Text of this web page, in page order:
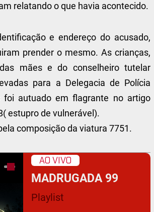
relatando o que havia acontecido.
e endereço do acusado,
prender o mesmo. As crianças,
mães e do conselheiro tutelar
para a Delegacia de Polícia
foi autuado em flagrante no artigo
estupro de vulnerável).
composição da viatura 7751.
AO VIVO
MADRUGADA 99
Playlist